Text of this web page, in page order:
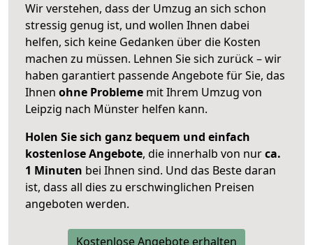
Wir verstehen, dass der Umzug an sich schon
stressig genug ist, und wollen Ihnen dabei
helfen, sich keine Gedanken über die Kosten
machen zu müssen. Lehnen Sie sich zurück – wir
haben garantiert passende Angebote für Sie, das
Ihnen ohne Probleme mit Ihrem Umzug von
Leipzig nach Münster helfen kann.
Holen Sie sich ganz bequem und einfach
kostenlose Angebote, die innerhalb von nurca.
1 Minuten bei Ihnen sind. Und das Beste daran
ist, dass all dies zu erschwinglichen Preisen
angeboten werden.
Kostenlose Angebote erhalten